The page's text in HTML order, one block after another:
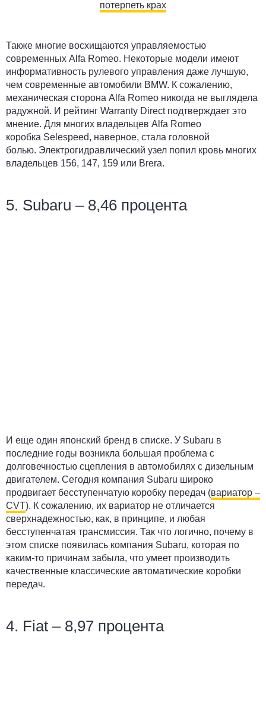
потерпеть крах
Также многие восхищаются управляемостью
современных Alfa Romeo. Некоторые модели имеют
информативность рулевого управления даже лучшую,
чем современные автомобили BMW. К сожалению,
механическая сторона Alfa Romeo никогда не выглядела
радужной. И рейтинг Warranty Direct подтверждает это
мнение. Для многих владельцев Alfa Romeo
коробка Selespeed, наверное, стала головной
болью. Электрогидравлический узел попил кровь многих
владельцев 156, 147, 159 или Brera.
5. Subaru – 8,46 процента
И еще один японский бренд в списке. У Subaru в
последние годы возникла большая проблема с
долговечностью сцепления в автомобилях с дизельным
двигателем. Сегодня компания Subaru широко
продвигает бесступенчатую коробку передач (вариатор –
CVT). К сожалению, их вариатор не отличается
сверхнадежностью, как, в принципе, и любая
бесступенчатая трансмиссия. Так что логично, почему в
этом списке появилась компания Subaru, которая по
каким-то причинам забыла, что умеет производить
качественные классические автоматические коробки
передач.
4. Fiat – 8,97 процента